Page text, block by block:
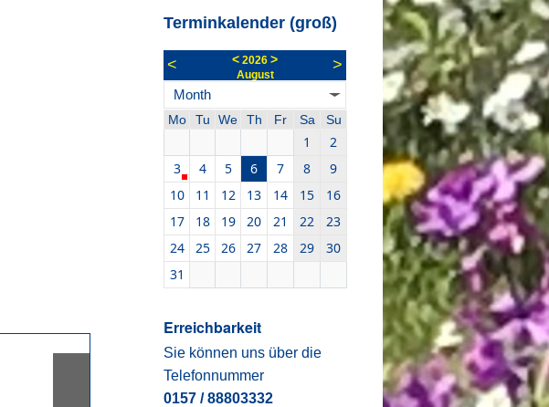
Helfertreffen
05.10.2026 18:30 - 05.10.2026 19:30
Terminkalender (groß)
< < 2026 >
August
>
Month
Mo Tu We Th Fr Sa Su
1
2
3
4 5 6 7 8
9
10
11 12 13 14 15
16
17
18 19 20 21 22
23
24
25 26 27 28 29
30
31
Erreichbarkeit
Sie können uns über die
Telefonnummer
0157 / 88803332